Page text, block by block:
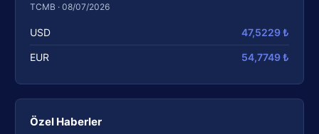
TCMB · 08/07/2026
USD 47,5229 ₺
EUR 54,7749 ₺
Özel Haberler